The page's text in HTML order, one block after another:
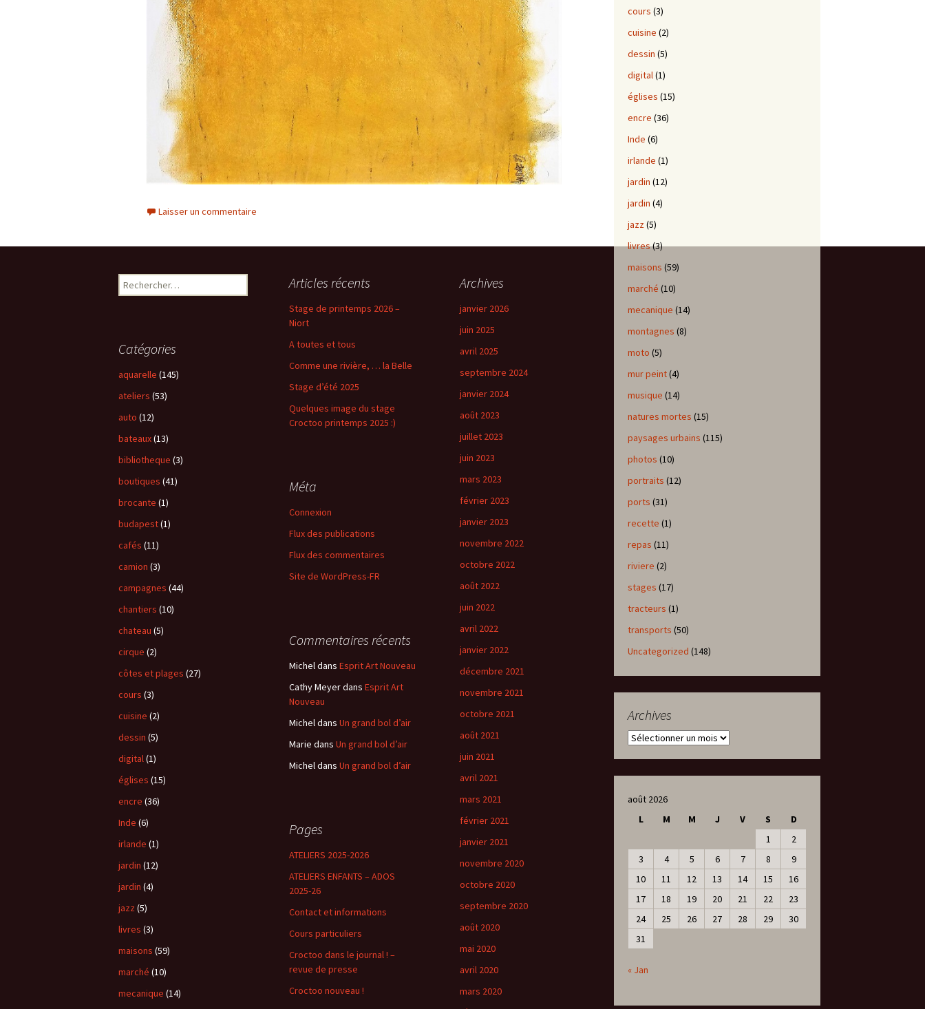
Laisser un commentaire
cours (3)
cuisine (2)
dessin (5)
digital(1)
églises (15)
encre (36)
Inde (6)
irlande (1)
jardin (12)
jardin (4)
jazz(5)
livres(3)
maisons (59)
marché (10)
mecanique (14)
montagnes (8)
moto (5)
mur peint(4)
musique (14)
natures mortes (15)
paysages urbains (115)
photos (10)
portraits (12)
ports (31)
recette (1)
repas (11)
riviere (2)
stages (17)
tracteurs (1)
transports (50)
Uncategorized (148)
Archives
Archives
août 2026
L
M M J V S
D
1
2
3
4 5 6 7 8
9
10
11 12 13 14 15
16
17
18 19 20 21 22
23
24
25 26 27 28 29
30
31
« Jan
Rechercher : Articles récents
Stage de printemps 2026 –
Niort
A toutes et tous
Comme une rivière, … la Belle
Stage d’été 2025
Quelques image du stage
Croctoo printemps 2025 :)
Archives
janvier 2026
juin 2025
avril 2025
septembre 2024
janvier 2024
août 2023
juillet 2023
juin 2023
mars 2023
février 2023
janvier 2023
novembre 2022
octobre 2022
août 2022
juin 2022
avril 2022
janvier 2022
décembre 2021
novembre 2021
octobre 2021
août 2021
juin 2021
avril 2021
mars 2021
février 2021
janvier 2021
novembre 2020
octobre 2020
septembre 2020
août 2020
mai 2020
avril 2020
mars 2020
Catégories
aquarelle (145)
ateliers (53)
auto (12)
bateaux(13)
bibliotheque (3)
boutiques (41)
brocante (1)
budapest(1)
cafés (11)
camion (3)
campagnes (44)
chantiers (10)
chateau (5)
cirque (2)
côtes et plages (27)
cours (3)
cuisine (2)
dessin (5)
digital(1)
églises (15)
encre (36)
Inde (6)
irlande (1)
jardin (12)
jardin (4)
jazz (5)
livres (3)
maisons (59)
marché (10)
mecanique (14)
Méta
Connexion
Flux des publications
Flux des commentaires
Site de WordPress-FR
Commentaires récents
Micheldans Esprit Art Nouveau
Cathy Meyerdans Esprit Art
Nouveau
Micheldans Un grand bol d’air
Marie dans Un grand bol d’air
Micheldans Un grand bol d’air
Pages
ATELIERS 2025-2026
ATELIERS ENFANTS – ADOS
2025-26
Contact et informations
Cours particuliers
Croctoo dans le journal ! –
revue de presse
Croctoo nouveau !